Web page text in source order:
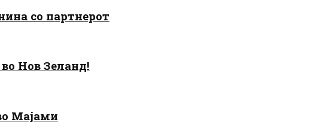
со партнерот
во Нов Зеланд!
Мајами